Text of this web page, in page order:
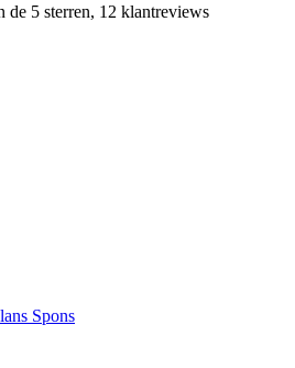
de 5 sterren, 12 klantreviews
Spons